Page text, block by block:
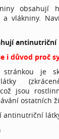
obsahují
a vlákniny.
i důvod proč
stránkou je
jsou
ostatních
antinutriční